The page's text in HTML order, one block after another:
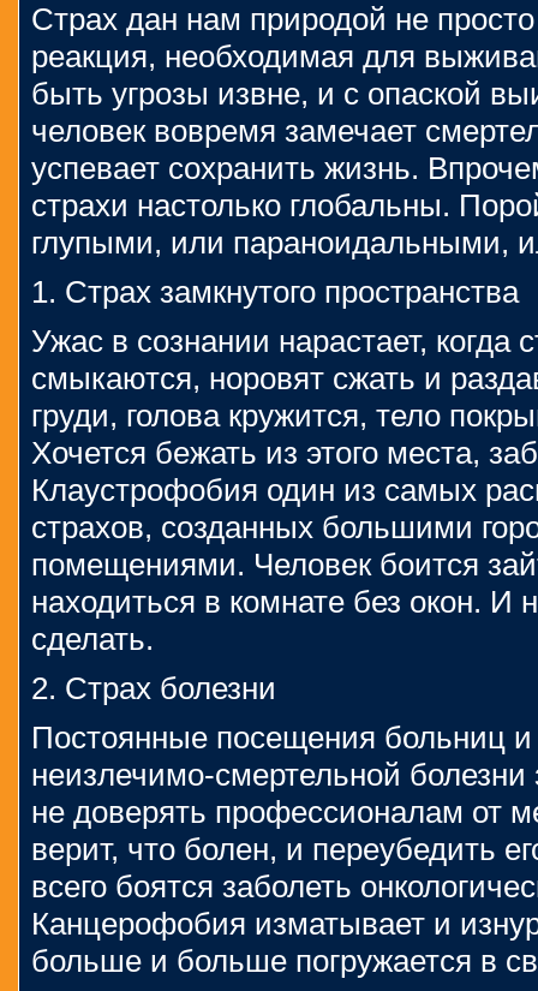
Страх дан нам природой не
реакция, необходимая для
быть угрозы извне, и с опаской
человек вовремя замечает
успевает сохранить жизнь.
страхи настолько глобальны.
глупыми, или параноидальными,
1. Страх замкнутого пространства
Ужас в сознании нарастает, когда
смыкаются, норовят сжать и
груди, голова кружится, тело
Хочется бежать из этого места,
Клаустрофобия один из самых
страхов, созданных большими
помещениями. Человек боится
находиться в комнате без окон. И
сделать.
2. Страх болезни
Постоянные посещения больниц и
неизлечимо-смертельной болезни
не доверять профессионалам от
верит, что болен, и переубедить
всего боятся заболеть
Канцерофобия изматывает и
больше и больше погружается в